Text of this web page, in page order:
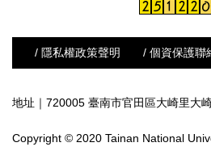
/ 隱私權政策聲明 / 個資保護聯
地址｜720005 臺南市官田區大崎里大
Copyright © 2020 Tainan National